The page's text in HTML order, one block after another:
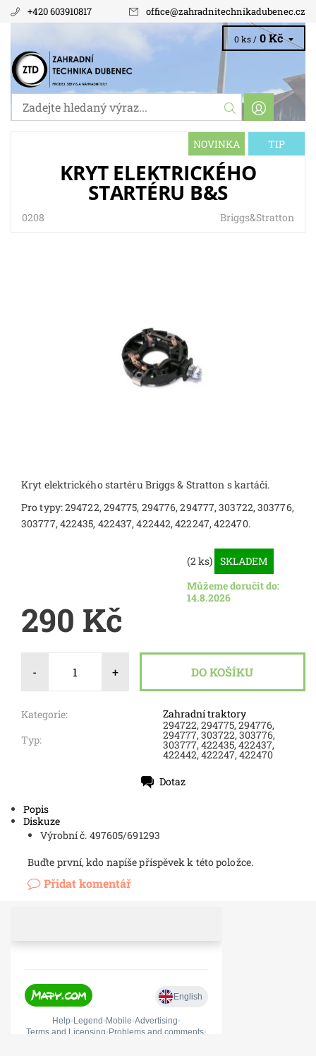
+420 603910817 office@zahradnitechnikadubenec.cz
0 ks / 0 Kč
NOVINKA TIP
KRYT ELEKTRICKÉHO
STARTÉRU B&S
0208 Briggs&Stratton
Kryt elektrického startéru Briggs & Stratton s kartáči.
Pro typy: 294722, 294775, 294776, 294777, 303722, 303776,
303777, 422435, 422437, 422442, 422247, 422470.
(2 ks) SKLADEM
Můžeme doručit do:
14.8.2026
290 Kč
- +
Kategorie:
Zahradní traktory
Typ:
294722, 294775, 294776,
294777, 303722, 303776,
303777, 422435, 422437,
422442, 422247, 422470
Dotaz
Popis
Diskuze
Výrobní č. 497605/691293
Buďte první, kdo napíše příspěvek k této položce.
Přidat komentář